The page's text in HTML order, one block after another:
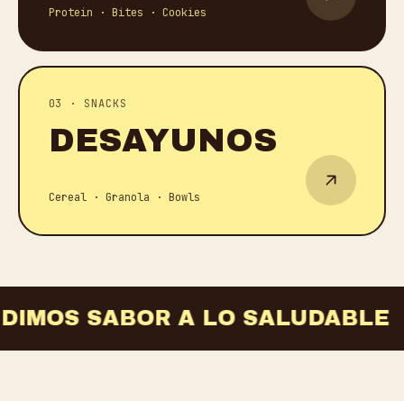
Protein · Bites · Cookies
03 · SNACKS
DESAYUNOS
Cereal · Granola · Bowls
SABOR A LO SALUDABLE